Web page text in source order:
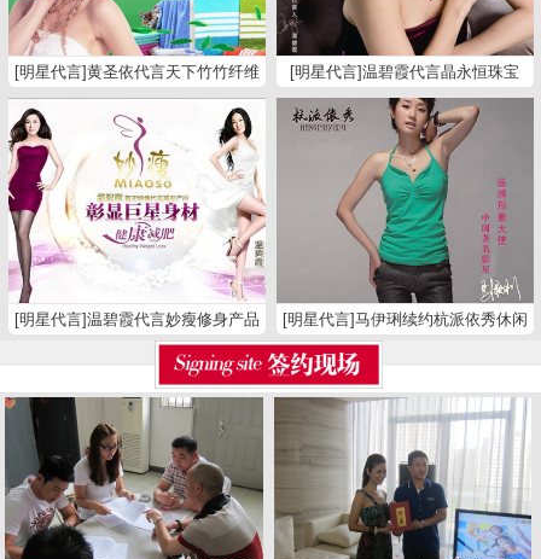
[明星代言]黄圣依代言天下竹竹纤维
纺织品
[明星代言]温碧霞代言晶永恒珠宝
[明星代言]温碧霞代言妙瘦修身产品
[明星代言]马伊琍续约杭派依秀休闲